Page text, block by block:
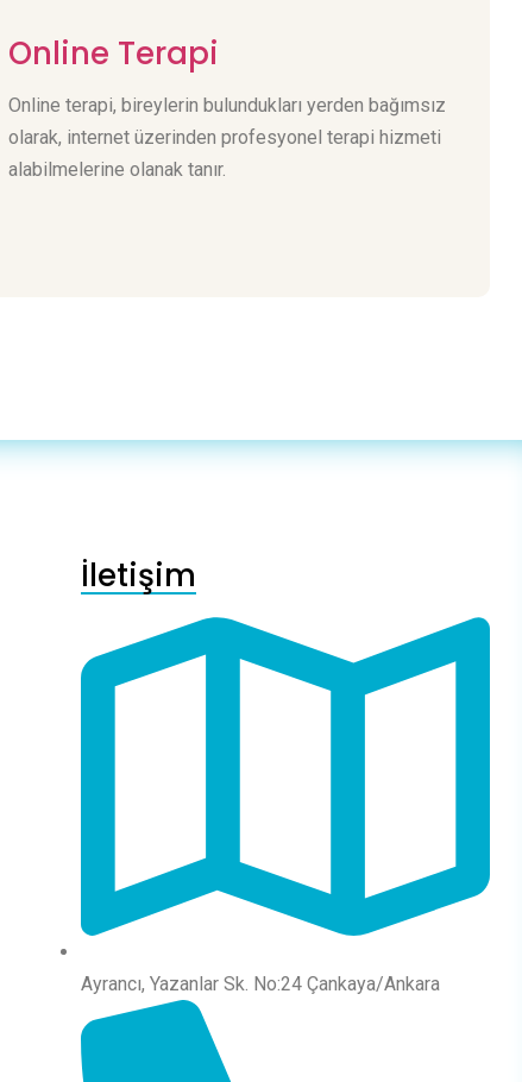
Online Terapi
Online terapi, bireylerin bulundukları yerden bağımsız
olarak, internet üzerinden profesyonel terapi hizmeti
alabilmelerine olanak tanır.
İletişim
Ayrancı, Yazanlar Sk. No:24 Çankaya/Ankara